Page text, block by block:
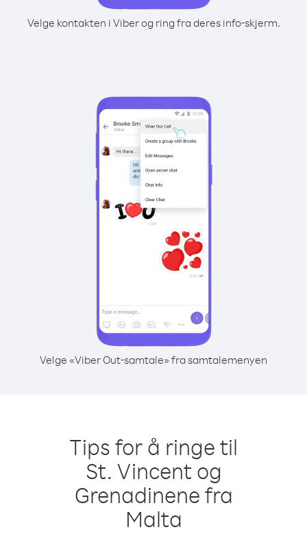
Velge kontakten i Viber og ring fra deres info-skjerm.
Velge «Viber Out-samtale» fra samtalemenyen
Tips for å ringe til
St. Vincent og
Grenadinene fra
Malta